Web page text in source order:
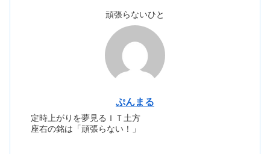
頑張らないひと
ぷんまる
定時上がりを夢見るＩＴ土方
座右の銘は「頑張らない！」